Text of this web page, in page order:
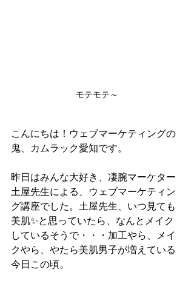
モテモテ～
こんにちは！ウェブマーケティングの
鬼、カムラック愛知です。
昨日はみんな大好き、凄腕マーケター
土屋先生による、ウェブマーケティン
グ講座でした。土屋先生、いつ見ても
美肌✨と思っていたら、なんとメイク
しているそうで・・・加工やら、メイ
クやら、やたら美肌男子が増えている
今日この頃。